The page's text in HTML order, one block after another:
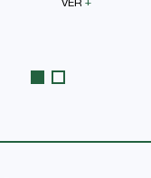
VER +